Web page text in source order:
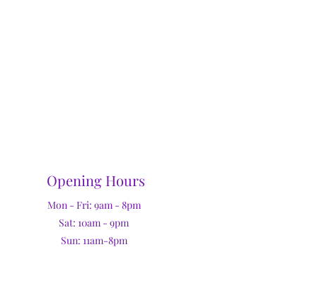
Opening Hours
Mon - Fri: 9am - 8pm
Sat: 10am - 9pm
Sun: 11am-8pm